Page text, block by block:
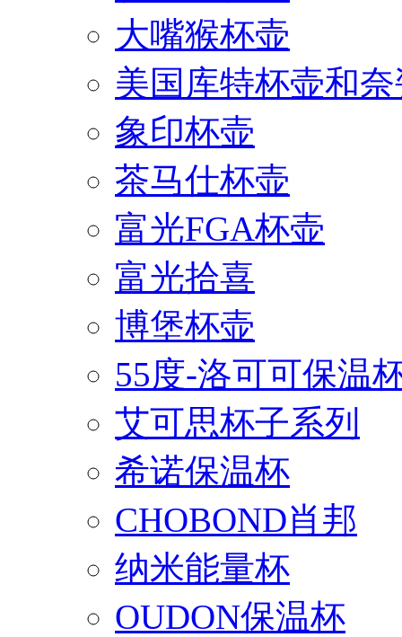
大嘴猴杯壶
美国库特杯壶和
象印杯壶
茶马仕杯壶
富光FGA杯壶
富光拾喜
博堡杯壶
55度-洛可可保温
艾可思杯子系列
希诺保温杯
CHOBOND肖邦
纳米能量杯
OUDON保温杯